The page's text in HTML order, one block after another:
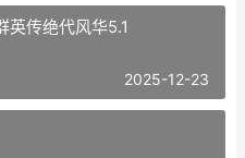
英传绝代风华5.1
2025-12-23